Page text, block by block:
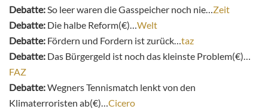
Debatte: So leer waren die Gasspeicher noch nie… Zeit
Debatte: Die halbe Reform(€)… Welt
Debatte: Fördern und Fordern ist zurück… taz
Debatte: Das Bürgergeld ist noch das kleinste Problem(€)…
FAZ
Debatte:Wegners Tennismatch lenkt von den
Klimaterroristen ab(€)… Cicero